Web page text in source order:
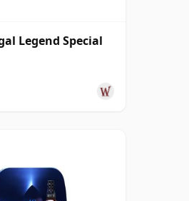
Legend Special